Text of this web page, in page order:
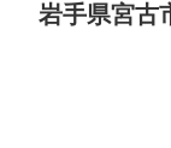
岩手県宮古